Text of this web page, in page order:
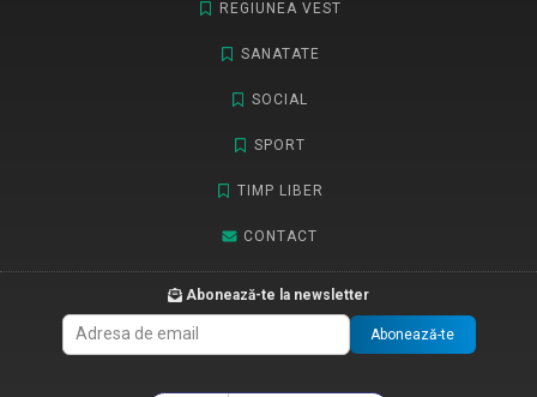
REGIUNEA VEST
SANATATE
SOCIAL
SPORT
TIMP LIBER
CONTACT
Abonează-te la newsletter
Abonează-te